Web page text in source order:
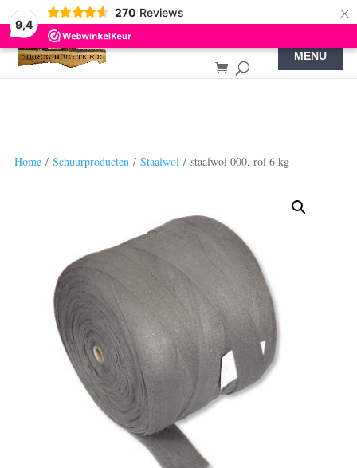
9,4
270 Reviews ×
Home/ Schuurproducten/ Staalwol/ staalwol 000, rol 6 kg